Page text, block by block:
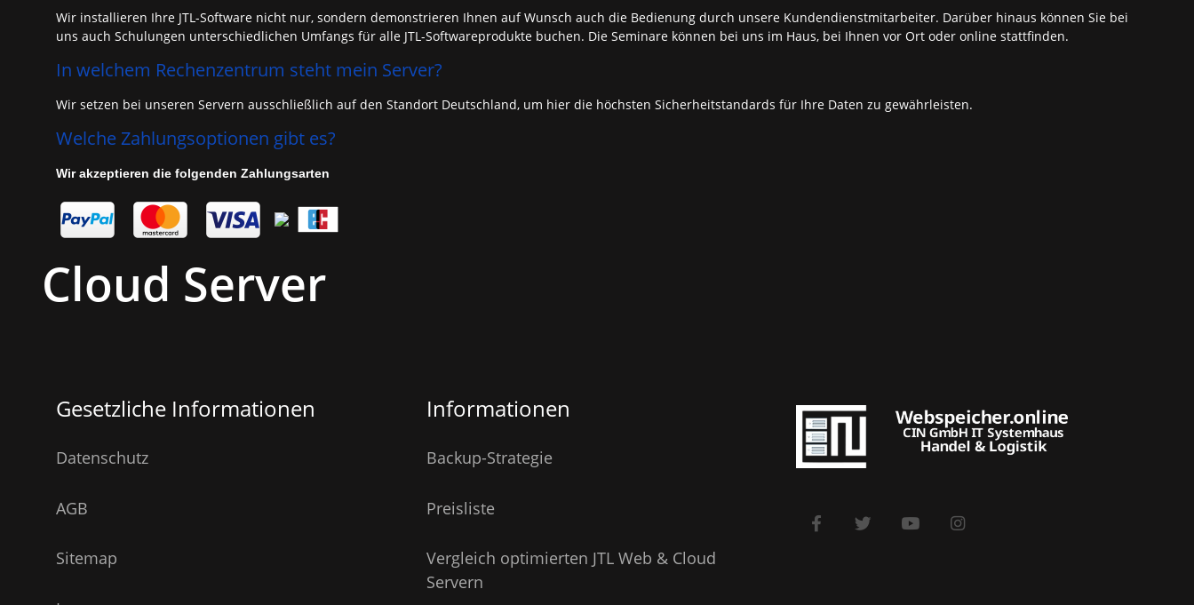
Wir installieren Ihre JTL-Software nicht nur, sondern demonstrieren Ihnen auf Wunsch auch die Bedienung durch unsere Kundendienstmitarbeiter. Darüber hinaus können Sie bei
uns auch Schulungen unterschiedlichen Umfangs für alle JTL-Softwareprodukte buchen. Die Seminare können bei uns im Haus, bei Ihnen vor Ort oder online stattfinden.
In welchem Rechenzentrum steht mein Server?
Wir setzen bei unseren Servern ausschließlich auf den Standort Deutschland, um hier die höchsten Sicherheitstandards für Ihre Daten zu gewährleisten.
Welche Zahlungsoptionen gibt es?
Wir akzeptieren die folgenden Zahlungsarten
Cloud Server
Gesetzliche Informationen
Datenschutz
AGB
Sitemap
Informationen
Backup-Strategie
Preisliste
Vergleich optimierten JTL Web & Cloud
Servern